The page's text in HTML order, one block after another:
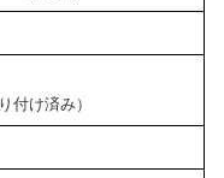
付け済み）